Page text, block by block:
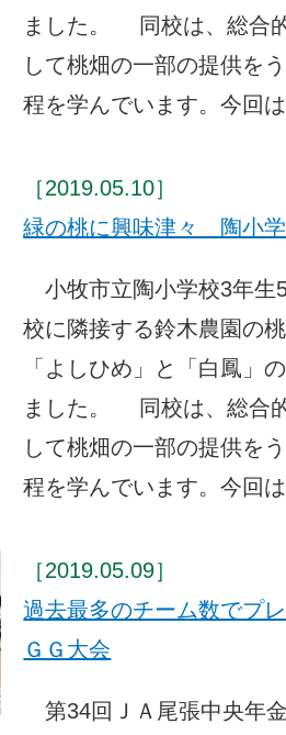
ました。 同校は、総合
して桃畑の一部の提供を
程を学んでいます。今回
［2019.05.10］
緑の桃に興味津々 陶小
小牧市立陶小学校3年生
校に隣接する鈴木農園の
「よしひめ」と「白鳳」
ました。 同校は、総合
して桃畑の一部の提供を
程を学んでいます。今回
［2019.05.09］
過去最多のチーム数でプ
ＧＧ大会
第34回ＪＡ尾張中央年